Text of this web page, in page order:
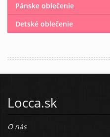
Pánske oblečenie
Detské oblečenie
Locca.sk
O nás